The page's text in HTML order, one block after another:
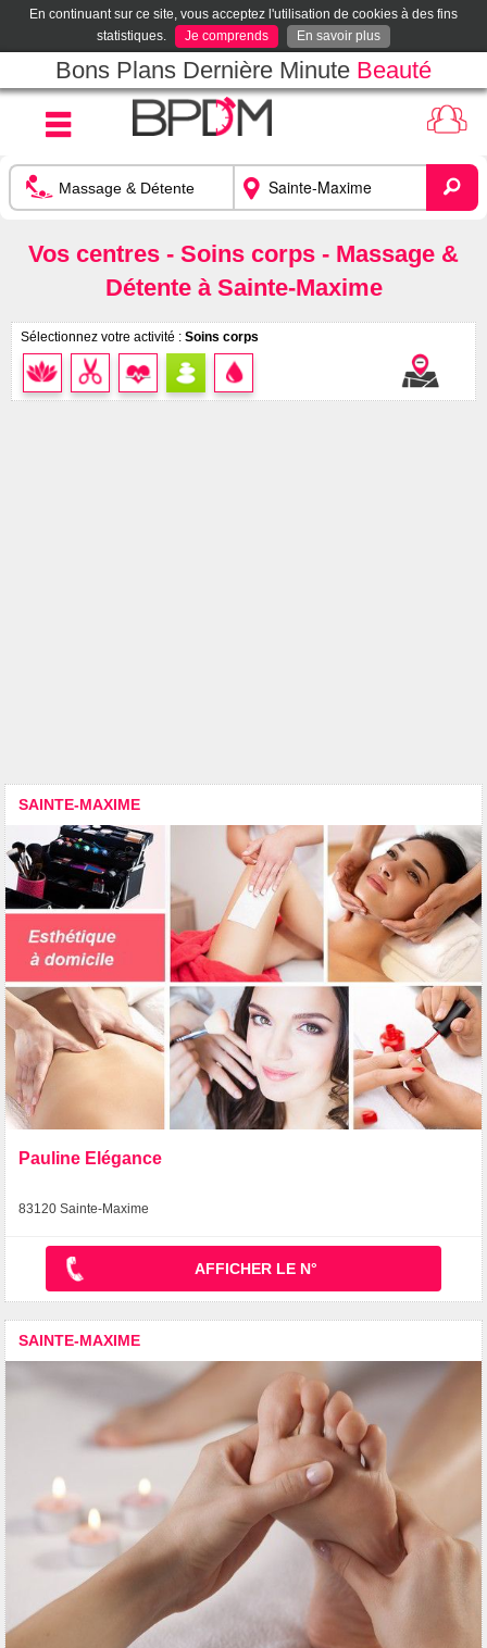
En continuant sur ce site, vous acceptez l'utilisation de cookies à des fins
statistiques.
Je comprends En savoir plus
Bons Plans Dernière Minute Beauté
Vos centres - Soins corps - Massage &
Détente à Sainte-Maxime
Sélectionnez votre activité : Soins corps
SAINTE-MAXIME
Pauline Elégance
83120 Sainte-Maxime
AFFICHER LE N°
SAINTE-MAXIME